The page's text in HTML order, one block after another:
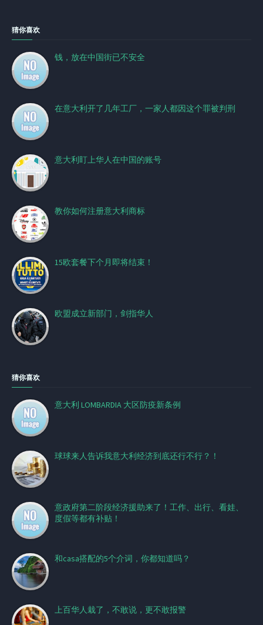
猜你喜欢
钱，放在中国街已不安全
在意大利开了几年工厂，一家人都因这个罪被判刑
意大利盯上华人在中国的账号
教你如何注册意大利商标
15欧套餐下个月即将结束！
欧盟成立新部门，剑指华人
猜你喜欢
意大利 LOMBARDIA 大区防疫新条例
球球来人告诉我意大利经济到底还行不行？！
意政府第二阶段经济援助来了！工作、出行、看娃、
度假等都有补贴！
和casa搭配的5个介词，你都知道吗？
上百华人栽了，不敢说，更不敢报警